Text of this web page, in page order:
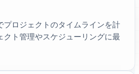
プロジェクトのタイムラインを計
クト管理やスケジューリングに最